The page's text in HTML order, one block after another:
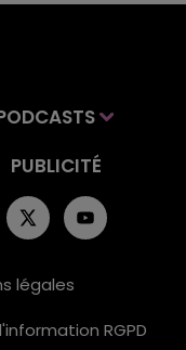
PUBLICITÉ
légales
RGPD